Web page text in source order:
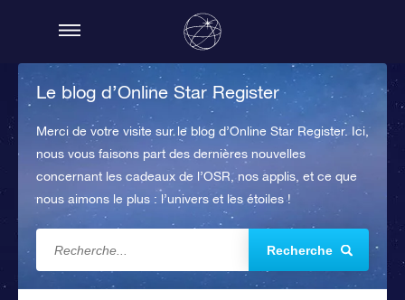
Le blog d’Online Star Register
Merci de votre visite sur le blog d’Online Star Register. Ici,
nous vous faisons part des dernières nouvelles
concernant les cadeaux de l’OSR, nos applis, et ce que
nous aimons le plus : l’univers et les étoiles !
Recherche